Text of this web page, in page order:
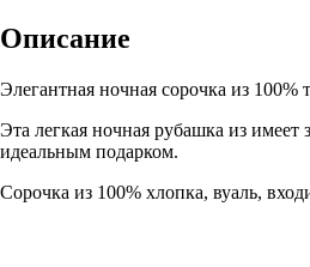
белый,
большие
Описание
Элегантная ночная сорочка из
Эта легкая ночная рубашка из
идеальным подарком.
Сорочка из 100% хлопка, вуаль,